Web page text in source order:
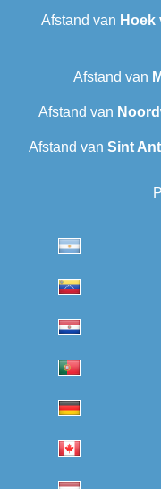
Afstand van Hoek
Afstand van
Afstand van
Afstand van Sint